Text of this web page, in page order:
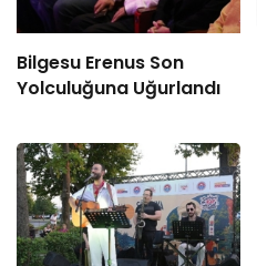
Bilgesu Erenus Son
Yolculuğuna Uğurlandı